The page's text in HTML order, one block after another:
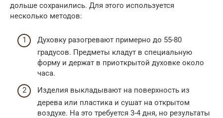
дольше сохранились. Для этого используется
несколько методов:
Духовку разогревают примерно до 55-80
градусов. Предметы кладут в специальную
форму и держат в приоткрытой духовке около
часа.
Изделия выкладывают на поверхность из
дерева или пластика и сушат на открытом
воздухе. На это требуется 3-4 дня, но результаты